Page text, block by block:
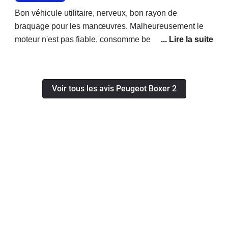
Bon véhicule utilitaire, nerveux, bon rayon de
braquage pour les manœuvres. Malheureusement le
moteur n'est pas fiable, consomme beaucoup trop
Voir tous les avis Peugeot Boxer 2